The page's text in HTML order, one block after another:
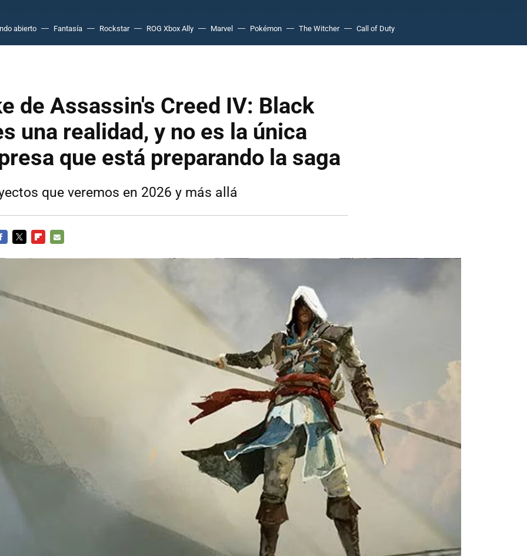
abierto Fantasía Rockstar ROG Xbox Ally Marvel Pokémon The Witcher Call of Duty
de Assassin's Creed IV: Black
una realidad, y no es la única
que está preparando la saga
que veremos en 2026 y más allá